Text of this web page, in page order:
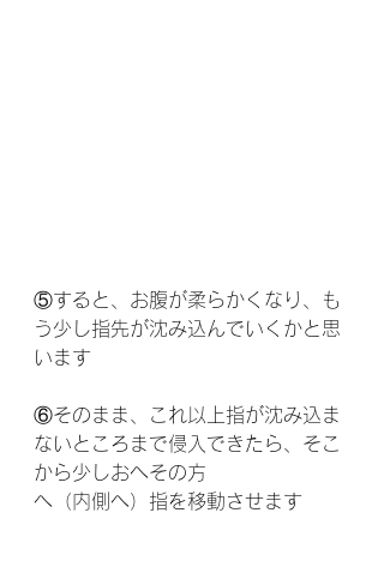
⑤すると、お腹が柔らかくなり、も
う少し指先が沈み込んでいくかと思
います
⑥そのまま、これ以上指が沈み込ま
ないところまで侵入できたら、そこ
から少しおへその方
へ（内側へ）指を移動させます